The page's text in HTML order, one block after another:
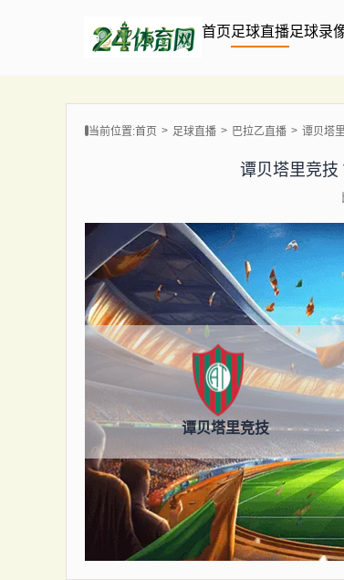
首页足球直播足球录
当前位置:首页 足球直播 巴拉乙直播 谭贝塔
谭贝塔里竞技
谭贝塔里竞技